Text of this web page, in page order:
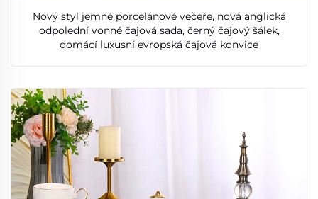
Nový styl jemné porcelánové večeře, nová anglická
odpolední vonné čajová sada, černý čajový šálek,
domácí luxusní evropská čajová konvice